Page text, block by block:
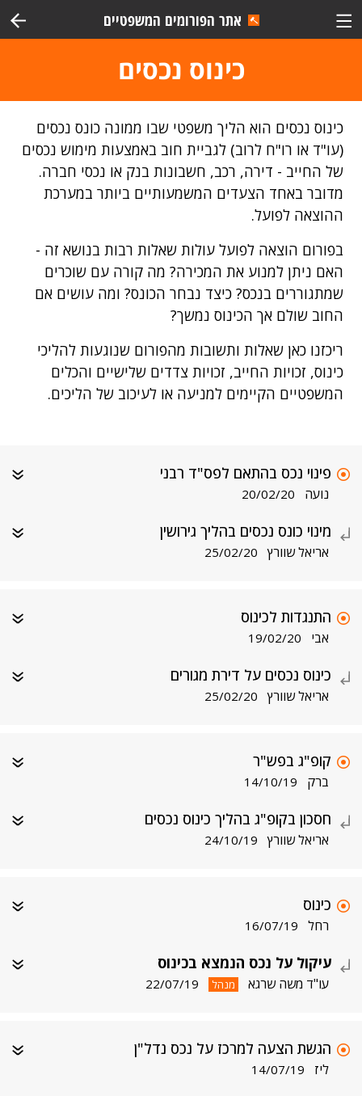
אתר הפורומים המשפטיים
כינוס נכסים
כינוס נכסים הוא הליך משפטי שבו ממונה כונס נכסים
(עו"ד או רו"ח לרוב) לגביית חוב באמצעות מימוש נכסים
של החייב - דירה, רכב, חשבונות בנק או נכסי חברה.
מדובר באחד הצעדים המשמעותיים ביותר במערכת
ההוצאה לפועל.
בפורום הוצאה לפועל עולות שאלות רבות בנושא זה -
האם ניתן למנוע את המכירה? מה קורה עם שוכרים
שמתגוררים בנכס? כיצד נבחר הכונס? ומה עושים אם
החוב שולם אך הכינוס נמשך?
ריכזנו כאן שאלות ותשובות מהפורום שנוגעות להליכי
כינוס, זכויות החייב, זכויות צדדים שלישיים והכלים
המשפטיים הקיימים למניעה או לעיכוב של הליכים.
פינוי נכס בהתאם לפס"ד רבני
נועה 20/02/20
מינוי כונס נכסים בהליך גירושין
אריאל שוורץ 25/02/20
התנגדות לכינוס
אבי 19/02/20
כינוס נכסים על דירת מגורים
אריאל שוורץ 25/02/20
קופ"ג בפש"ר
ברק 14/10/19
חסכון בקופ"ג בהליך כינוס נכסים
אריאל שוורץ 24/10/19
כינוס
רחל 16/07/19
עיקול על נכס הנמצא בכינוס
עו"ד משה שרגא מנהל 22/07/19
הגשת הצעה למרכז על נכס נדל"ן
ליז 14/07/19